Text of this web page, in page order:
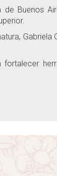
de Buenos
Gabriela